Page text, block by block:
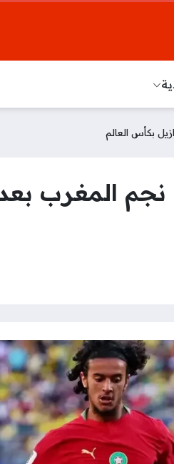
بكأس العالم
نجم المغرب